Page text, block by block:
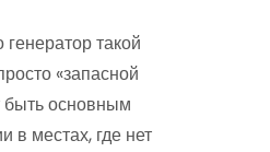
такой
«запасной
быть основным
в местах, где нет